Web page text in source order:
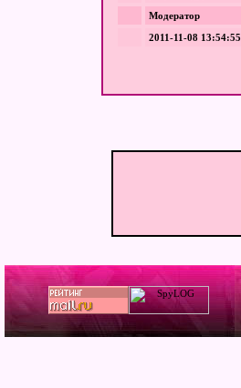
Модератор
2011-11-08 13:54:55